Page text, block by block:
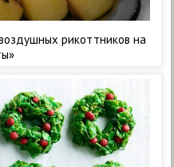
рикоттников на